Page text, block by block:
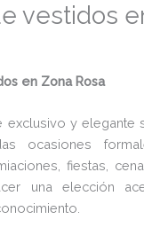
vestidos
en Zona Rosa
exclusivo y elegante
ocasiones
fiestas,
una elección